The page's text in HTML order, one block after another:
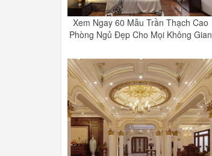
Xem Ngay 60 Mẫu Trần Thạch Cao
Phòng Ngủ Đẹp Cho Mọi Không Gian